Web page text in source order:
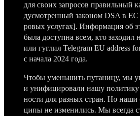
для сво­их зап­росов пра­виль­ный
дус­мотрен­ный законом DSA в
ровых услу­гах]. Информа­ция об
была дос­тупна всем, кто заходил
или гуг­лил Telegram EU address
с начала 2024 года.
Что­бы умень­шить путани­цу, мы
и уни­фици­рова­ли нашу
нос­ти для раз­ных стран. Но
ципы не изме­нились. Мы всег­да